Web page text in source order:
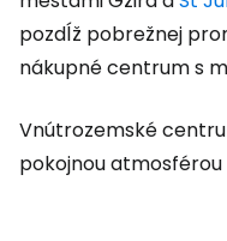
pozdĺž pobrežnej
nákupné centrum s
Vnútrozemské
pokojnou